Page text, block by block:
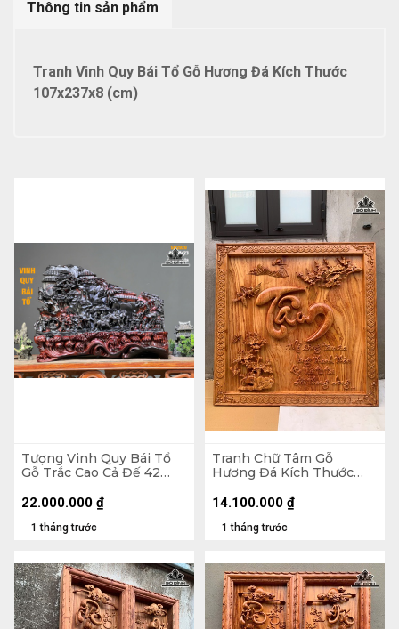
Thông tin sản phẩm
Tranh Vinh Quy Bái Tổ Gỗ Hương Đá Kích Thước
107x237x8 (cm)
Tượng Vinh Quy Bái Tổ
Gỗ Trắc Cao Cả Đế 42
Không Đế 32
1 tháng trước
22.000.000 ₫
Tranh Chữ Tâm Gỗ
Hương Đá Kích Thước
1 tháng trước
14.100.000 ₫